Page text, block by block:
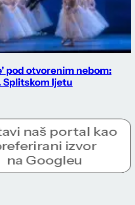
pod otvorenim nebom:
Splitskom ljetu